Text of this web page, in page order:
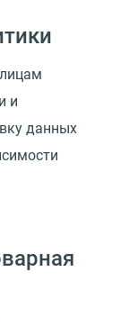
и
данных